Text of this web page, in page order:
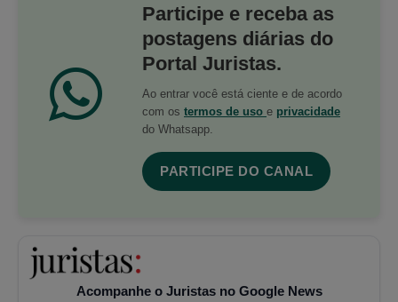
Participe e receba as
postagens diárias do
Portal Juristas.
Ao entrar você está ciente e de acordo
com os termos de uso e privacidade
do Whatsapp.
PARTICIPE DO CANAL
Acompanhe o Juristas no Google News